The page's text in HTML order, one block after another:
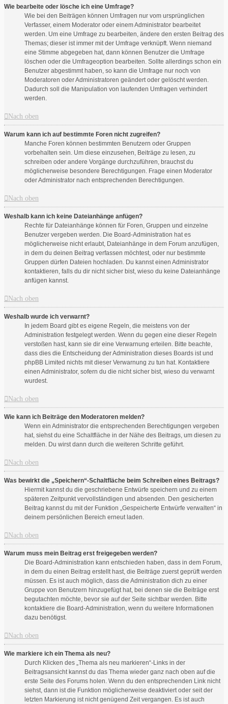
Wie bearbeite oder lösche ich eine Umfrage?
Wie bei den Beiträgen können Umfragen nur vom ursprünglichen
Verfasser, einem Moderator oder einem Administrator bearbeitet
werden. Um eine Umfrage zu bearbeiten, ändere den ersten Beitrag des
Themas; dieser ist immer mit der Umfrage verknüpft. Wenn niemand
eine Stimme abgegeben hat, dann können Benutzer die Umfrage
löschen oder die Umfrageoption bearbeiten. Sollte allerdings schon ein
Benutzer abgestimmt haben, so kann die Umfrage nur noch von
Moderatoren oder Administratoren geändert oder gelöscht werden.
Dadurch soll die Manipulation von laufenden Umfragen verhindert
werden.
Nach oben
Warum kann ich auf bestimmte Foren nicht zugreifen?
Manche Foren können bestimmten Benutzern oder Gruppen
vorbehalten sein. Um diese einzusehen, Beiträge zu lesen, zu
schreiben oder andere Vorgänge durchzuführen, brauchst du
möglicherweise besondere Berechtigungen. Frage einen Moderator
oder Administrator nach entsprechenden Berechtigungen.
Nach oben
Weshalb kann ich keine Dateianhänge anfügen?
Rechte für Dateianhänge können für Foren, Gruppen und einzelne
Benutzer vergeben werden. Die Board-Administration hat es
möglicherweise nicht erlaubt, Dateianhänge in dem Forum anzufügen,
in dem du deinen Beitrag verfassen möchtest, oder nur bestimmte
Gruppen dürfen Dateien hochladen. Du kannst einen Administrator
kontaktieren, falls du dir nicht sicher bist, wieso du keine Dateianhänge
anfügen kannst.
Nach oben
Weshalb wurde ich verwarnt?
In jedem Board gibt es eigene Regeln, die meistens von der
Administration festgelegt werden. Wenn du gegen eine dieser Regeln
verstoßen hast, kann sie dir eine Verwarnung erteilen. Bitte beachte,
dass dies die Entscheidung der Administration dieses Boards ist und
phpBB Limited nichts mit dieser Verwarnung zu tun hat. Kontaktiere
einen Administrator, sofern du die nicht sicher bist, wieso du verwarnt
wurdest.
Nach oben
Wie kann ich Beiträge den Moderatoren melden?
Wenn ein Administrator die entsprechenden Berechtigungen vergeben
hat, siehst du eine Schaltfläche in der Nähe des Beitrags, um diesen zu
melden. Du wirst dann durch die weiteren Schritte geführt.
Nach oben
Was bewirkt die „Speichern“-Schaltfläche beim Schreiben eines Beitrags?
Hiermit kannst du die geschriebene Entwürfe speichern und zu einem
späteren Zeitpunkt vervollständigen und absenden. Den gesicherten
Beitrag kannst du mit der Funktion „Gespeicherte Entwürfe verwalten“ in
deinem persönlichen Bereich erneut laden.
Nach oben
Warum muss mein Beitrag erst freigegeben werden?
Die Board-Administration kann entschieden haben, dass in dem Forum,
in dem du einen Beitrag erstellt hast, die Beiträge zuerst geprüft werden
müssen. Es ist auch möglich, dass die Administration dich zu einer
Gruppe von Benutzern hinzugefügt hat, bei denen sie die Beiträge erst
begutachten möchte, bevor sie auf der Seite sichtbar werden. Bitte
kontaktiere die Board-Administration, wenn du weitere Informationen
dazu benötigst.
Nach oben
Wie markiere ich ein Thema als neu?
Durch Klicken des „Thema als neu markieren“-Links in der
Beitragsansicht kannst du das Thema wieder ganz nach oben auf die
erste Seite des Forums holen. Wenn du den entsprechenden Link nicht
siehst, dann ist die Funktion möglicherweise deaktiviert oder seit der
letzten Markierung ist nicht genügend Zeit vergangen. Es ist auch